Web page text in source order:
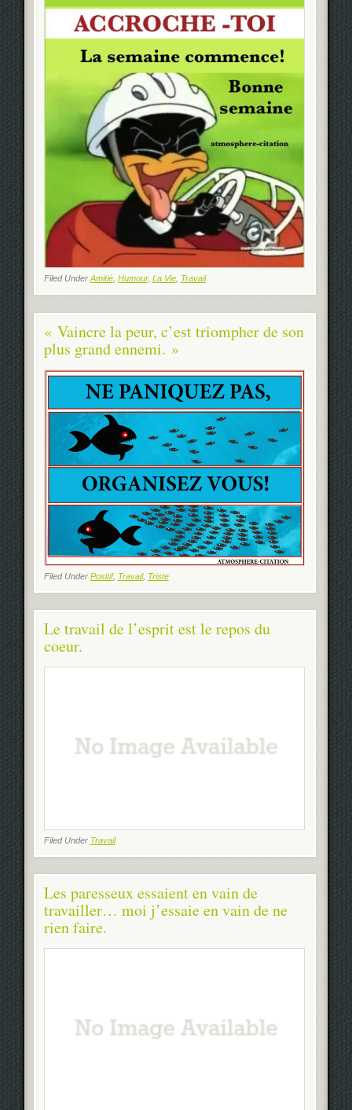
Filed Under Amitié, Humour, La Vie, Travail
« Vaincre la peur, c’est triompher de son
plus grand ennemi. »
Filed Under Positif, Travail, Triste
Le travail de l’esprit est le repos du
coeur.
Filed Under Travail
Les paresseux essaient en vain de
travailler… moi j’essaie en vain de ne
rien faire.